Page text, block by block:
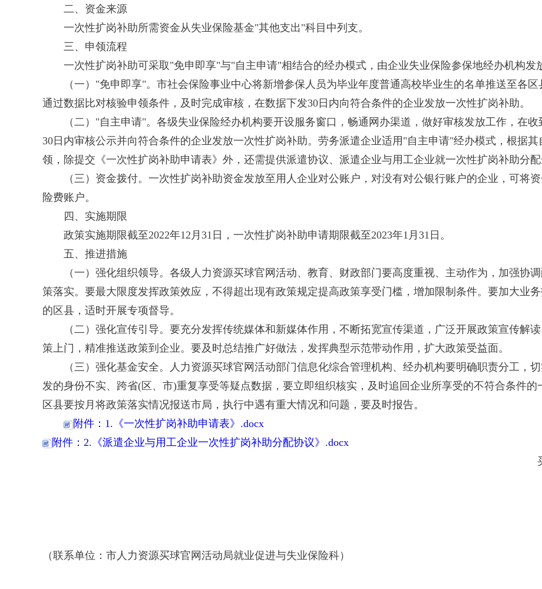
二、资金来源
一次性扩岗补助所需资金从失业保险基金"其他支出"科目中列支。
三、申领流程
一次性扩岗补助可采取"免申即享"与"自主申请"相结合的经办模式，由企业失业保险参保地经办机构发
（一）"免申即享"。市社会保险事业中心将新增参保人员为毕业年度普通高校毕业生的名单推送至各
通过数据比对核验申领条件，及时完成审核，在数据下发30日内向符合条件的企业发放一次性扩岗补助。
（二）"自主申请"。各级失业保险经办机构要开设服务窗口，畅通网办渠道，做好审核发放工作，在
30日内审核公示并向符合条件的企业发放一次性扩岗补助。劳务派遣企业适用"自主申请"经办模式，根据
领，除提交《一次性扩岗补助申请表》外，还需提供派遣协议、派遣企业与用工企业就一次性扩岗补助分配
（三）资金拨付。一次性扩岗补助资金发放至用人企业对公账户，对没有对公银行账户的企业，可将
险费账户。
四、实施期限
政策实施期限截至2022年12月31日，一次性扩岗补助申请期限截至2023年1月31日。
五、推进措施
（一）强化组织领导。各级人力资源买球官网活动、教育、财政部门要高度重视、主动作为，加强协
策落实。要最大限度发挥政策效应，不得超出现有政策规定提高政策享受门槛，增加限制条件。要加大业
的区县，适时开展专项督导。
（二）强化宣传引导。要充分发挥传统媒体和新媒体作用，不断拓宽宣传渠道，广泛开展政策宣传解
策上门，精准推送政策到企业。要及时总结推广好做法，发挥典型示范带动作用，扩大政策受益面。
（三）强化基金安全。人力资源买球官网活动部门信息化综合管理机构、经办机构要明确职责分工，
发的身份不实、跨省(区、市)重复享受等疑点数据，要立即组织核实，及时追回企业所享受的不符合条件
区县要按月将政策落实情况报送市局，执行中遇有重大情况和问题，要及时报告。
附件：1.《一次性扩岗补助申请表》.docx
附件：2.《派遣企业与用工企业一次性扩岗补助分配协议》.docx
（联系单位：市人力资源买球官网活动局就业促进与失业保险科）